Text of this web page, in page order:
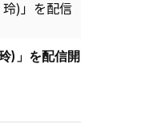
)」を配信開